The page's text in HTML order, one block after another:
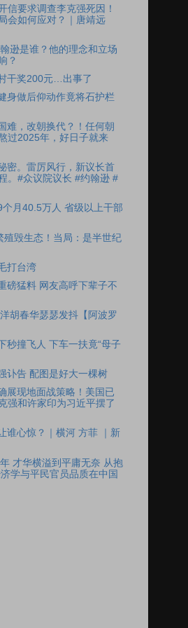
信要求调查李克强死因！
会如何应对？｜唐靖远
逊是谁？他的理念和立场
？
干奖200元…出事了
身做后仰动作竟将石护栏
难，改朝换代？！任何朝
过2025年，好日子就来
密。雷厉风行，新议长首
。#众议院议长 #约翰逊 #
月40.5万人 省级以上干部
殖毁生态！当局：是半世纪
打台湾
磅猛料 网友高呼下辈子不
胡春华瑟瑟发抖【阿波罗
撞飞人 下车一扶竟“母子
讣告 配图是好大一棵树
展现地面战策略！美国已
强和许家印为习近平摆了
谁心惊？｜横河 方菲 ｜新
才华横溢到平庸无奈 从抱
学与平民官员品质在中国